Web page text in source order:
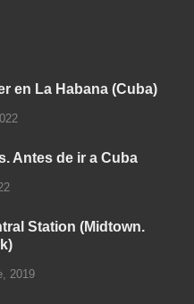
en La Habana (Cuba)
Antes de ir a Cuba
Station (Midtown.
2019